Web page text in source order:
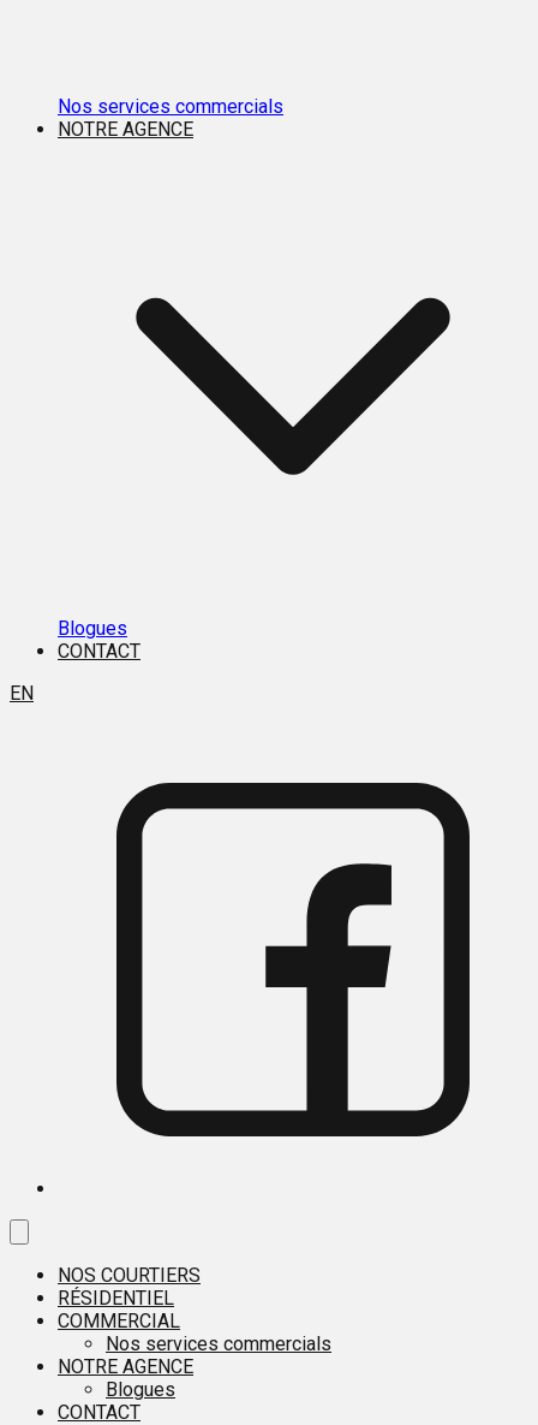
Nos services commercials
NOTRE AGENCE
Blogues
CONTACT
EN
NOS COURTIERS
RÉSIDENTIEL
COMMERCIAL
Nos services commercials
NOTRE AGENCE
Blogues
CONTACT